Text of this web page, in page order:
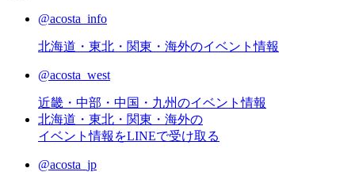
@acosta_info
北海道・東北・関東・海外のイベント情報
@acosta_west
近畿・中部・中国・九州のイベント情報
北海道・東北・関東・海外の
イベント情報をLINEで受け取る
@acosta_jp